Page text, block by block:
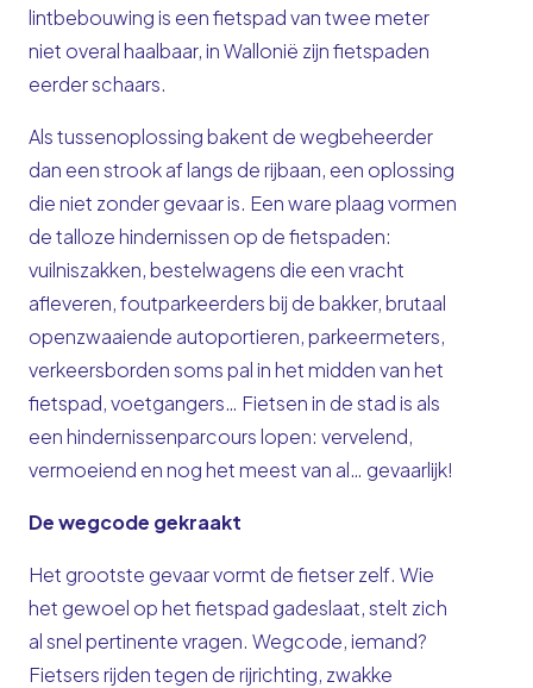
lintbebouwing is een fietspad van twee meter
niet overal haalbaar, in Wallonië zijn fietspaden
eerder schaars.
Als tussenoplossing bakent de wegbeheerder
dan een strook af langs de rijbaan, een oplossing
die niet zonder gevaar is. Een ware plaag vormen
de talloze hindernissen op de fietspaden:
vuilniszakken, bestelwagens die een vracht
afleveren, foutparkeerders bij de bakker, brutaal
openzwaaiende autoportieren, parkeermeters,
verkeersborden soms pal in het midden van het
fietspad, voetgangers… Fietsen in de stad is als
een hindernissenparcours lopen: vervelend,
vermoeiend en nog het meest van al… gevaarlijk!
De wegcode gekraakt
Het grootste gevaar vormt de fietser zelf. Wie
het gewoel op het fietspad gadeslaat, stelt zich
al snel pertinente vragen. Wegcode, iemand?
Fietsers rijden tegen de rijrichting, zwakke